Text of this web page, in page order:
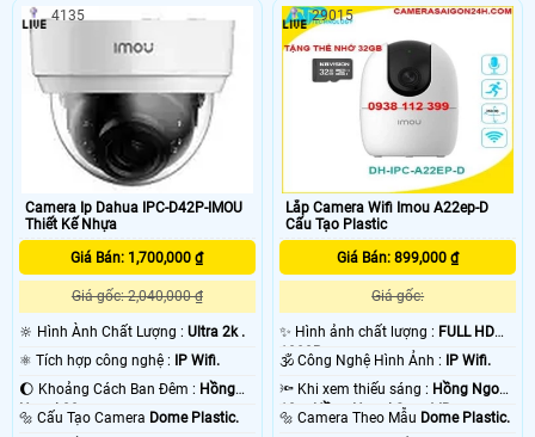
Camera Ip Dahua IPC-D42P-IMOU
Thiết Kế Nhựa
Giá Bán: 1,700,000 ₫
Giá gốc: 2,040,000 ₫
🔆 Hình Ành Chất Lượng : Ultra 2k .
⚛️ Tích hợp công nghệ :
IP Wifi.
🌔 Khoảng Cách Ban Đêm : Hồng
Ngoại 20m .
🔩 Cấu Tạo Camera Dome Plastic.
4135
Lắp Camera Wifi Imou A22ep-D
Cấu Tạo Plastic
Giá Bán: 899,000 ₫
Giá gốc:
✨ Hình ảnh chất lượng : FULL HD
1080P .
🕉️ Công Nghệ Hình Ảnh :
IP Wifi.
🔦 Khi xem thiếu sáng : Hồng Ngoại
10m Hồng Ngoại Smart IR.
🔩 Camera Theo Mẫu Dome Plastic.
29015